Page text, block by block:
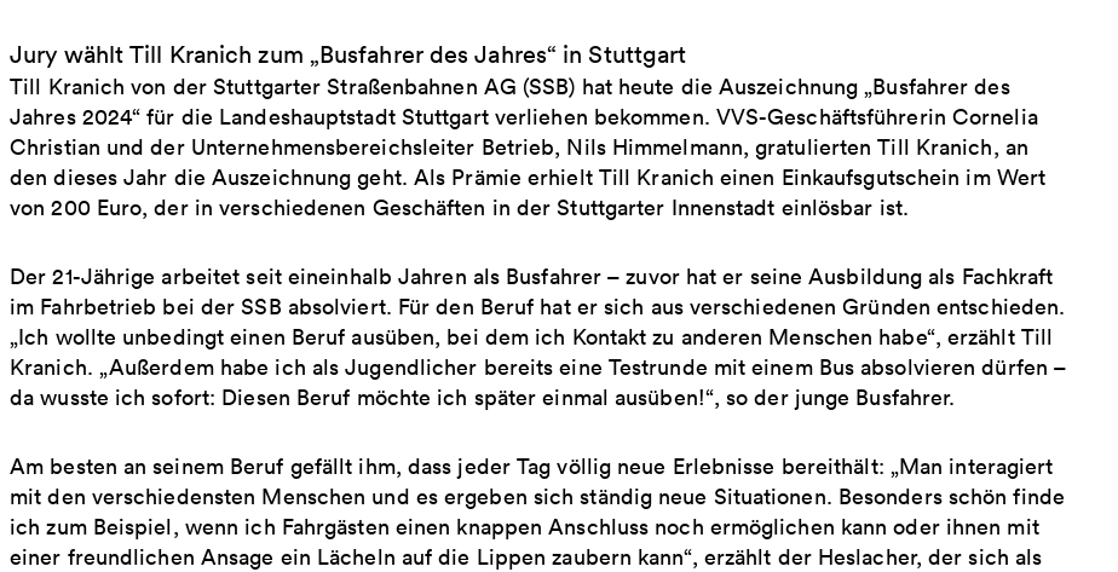
Jury wählt Till Kranich zum „Busfahrer des Jahres“ in Stuttgart
Till Kranich von der Stuttgarter Straßenbahnen AG (SSB) hat heute die Auszeichnung „Busfahrer des
Jahres 2024“ für die Landeshauptstadt Stuttgart verliehen bekommen. VVS-Geschäftsführerin Cornelia
Christian und der Unternehmensbereichsleiter Betrieb, Nils Himmelmann, gratulierten Till Kranich, an
den dieses Jahr die Auszeichnung geht. Als Prämie erhielt Till Kranich einen Einkaufsgutschein im Wert
von 200 Euro, der in verschiedenen Geschäften in der Stuttgarter Innenstadt einlösbar ist.
Der 21-Jährige arbeitet seit eineinhalb Jahren als Busfahrer – zuvor hat er seine Ausbildung als Fachkraft
im Fahrbetrieb bei der SSB absolviert. Für den Beruf hat er sich aus verschiedenen Gründen entschieden.
„Ich wollte unbedingt einen Beruf ausüben, bei dem ich Kontakt zu anderen Menschen habe“, erzählt Till
Kranich. „Außerdem habe ich als Jugendlicher bereits eine Testrunde mit einem Bus absolvieren dürfen –
da wusste ich sofort: Diesen Beruf möchte ich später einmal ausüben!“, so der junge Busfahrer.
Am besten an seinem Beruf gefällt ihm, dass jeder Tag völlig neue Erlebnisse bereithält: „Man interagiert
mit den verschiedensten Menschen und es ergeben sich ständig neue Situationen. Besonders schön finde
ich zum Beispiel, wenn ich Fahrgästen einen knappen Anschluss noch ermöglichen kann oder ihnen mit
einer freundlichen Ansage ein Lächeln auf die Lippen zaubern kann“, erzählt der Heslacher, der sich als